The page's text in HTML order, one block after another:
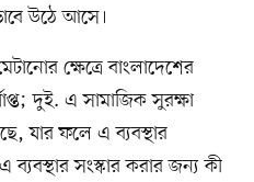
উঠে আসে।
ক্ষেত্রে বাংলাদেশের
দুই. এ সামাজিক সুরক্ষা
যার ফলে এ ব্যবস্থার
সংস্কার করার জন্য কী